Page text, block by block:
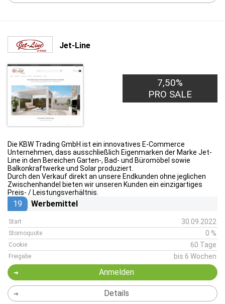
Jet-Line
7,50%
PRO SALE
Die KBW Trading GmbH ist ein innovatives E-Commerce
Unternehmen, dass ausschließlich Eigenmarken der Marke Jet-
Line in den Bereichen Garten-, Bad- und Büromöbel sowie
Balkonkraftwerke und Solar produziert.
Durch den Verkauf direkt an unsere Endkunden ohne jeglichen
Zwischenhandel bieten wir unseren Kunden ein einzigartiges
Preis- / Leistungsverhältnis.
19 Werbemittel
Start 30.09.2022
Stornoquote 0 %
Cookie 60 Tage
Freigabe bis 6 Wochen
Anmelden
Details